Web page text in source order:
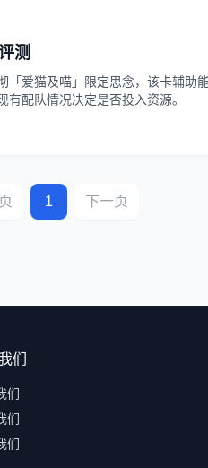
测
爱猫及喵」限定思念，该卡辅助
配队情况决定是否投入资源。
1 下一页
们
们
们
们